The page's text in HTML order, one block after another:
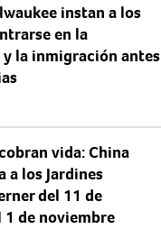
instan a los
en la
la inmigración antes
vida: China
a los Jardines
del 11 de
de noviembre